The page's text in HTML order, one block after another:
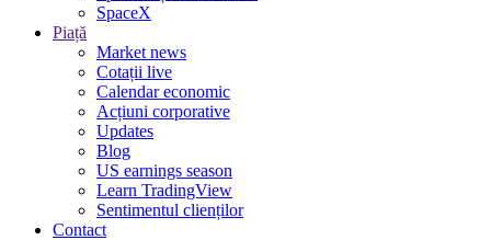
SpaceX
Piață
Market news
Cotații live
Calendar economic
Acțiuni corporative
Updates
Blog
US earnings season
Learn TradingView
Sentimentul clienților
Contact